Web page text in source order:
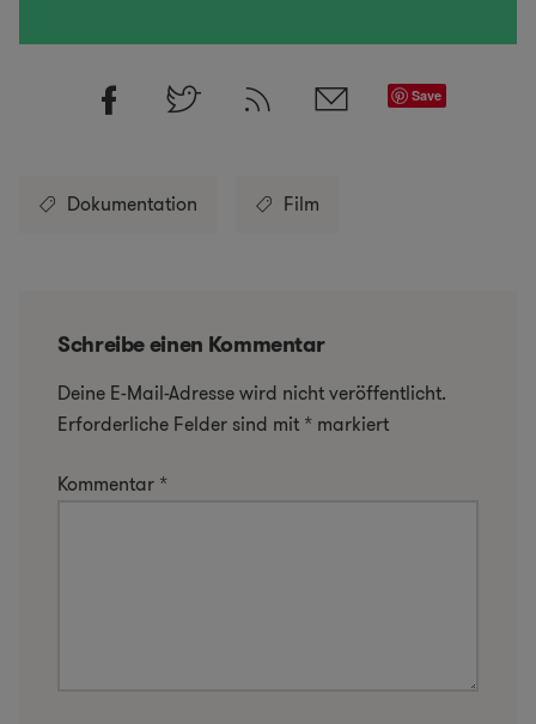
Save
Dokumentation Film
Schreibe einen Kommentar
Deine E-Mail-Adresse wird nicht veröffentlicht.
Erforderliche Felder sind mit * markiert
Kommentar *